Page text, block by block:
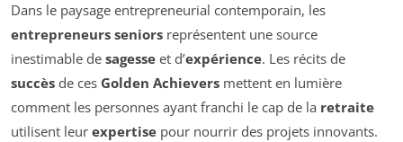
Dans le paysage entrepreneurial contemporain, les
entrepreneurs seniors représentent une source
inestimable de sagesse et d’expérience. Les récits de
succès de ces Golden Achievers mettent en lumière
comment les personnes ayant franchi le cap de la retraite
utilisent leur expertise pour nourrir des projets innovants.